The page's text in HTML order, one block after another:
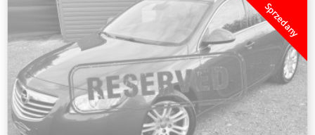
Sprzedany